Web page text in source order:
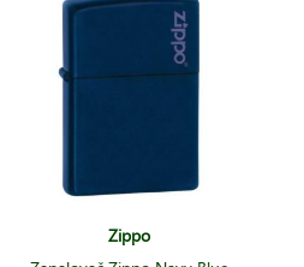
Zippo